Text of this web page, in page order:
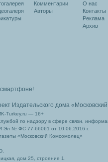
Комментарии
Авторы
О нас
Контакты
Реклама
Архив
Издательского дома
Turkey.ru — 16+
по надзору в сфере связи,
Эл № ФС 77-66061 от 10.06.2016 г.
«Московский Комсомолец»
дом 25, строение 1.